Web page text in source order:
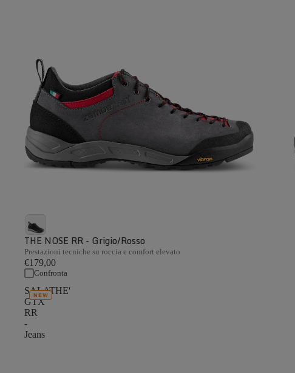
THE NOSE RR - Grigio/Rosso
Prestazioni tecniche su roccia e comfort elevato
€179,00
Confronta
SALATHE'
GTX
RR
-
Jeans
NEW